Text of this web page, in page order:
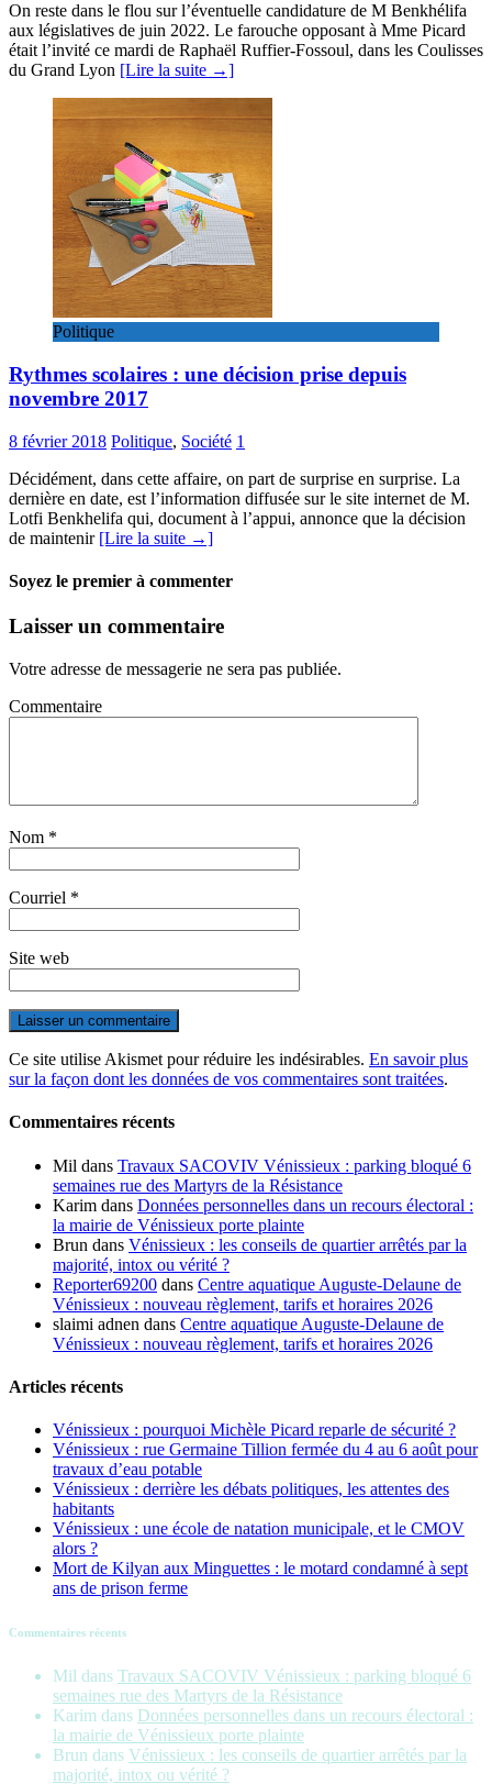
On reste dans le flou sur l’éventuelle candidature de M Benkhélifa
aux législatives de juin 2022. Le farouche opposant à Mme Picard
était l’invité ce mardi de Raphaël Ruffier-Fossoul, dans les Coulisses
du Grand Lyon [Lire la suite →]
Politique
Rythmes scolaires : une décision prise depuis
novembre 2017
8 février 2018 Politique, Société 1
Décidément, dans cette affaire, on part de surprise en surprise. La
dernière en date, est l’information diffusée sur le site internet de M.
Lotfi Benkhelifa qui, document à l’appui, annonce que la décision
de maintenir [Lire la suite →]
Soyez le premier à commenter
Laisser un commentaire
Votre adresse de messagerie ne sera pas publiée.
Commentaire
Nom *
Courriel *
Site web
Ce site utilise Akismet pour réduire les indésirables. En savoir plus
sur la façon dont les données de vos commentaires sont traitées.
Commentaires récents
Mil dans Travaux SACOVIV Vénissieux : parking bloqué 6
semaines rue des Martyrs de la Résistance
Karim dans Données personnelles dans un recours électoral :
la mairie de Vénissieux porte plainte
Brun dans Vénissieux : les conseils de quartier arrêtés par la
majorité, intox ou vérité ?
Reporter69200 dans Centre aquatique Auguste-Delaune de
Vénissieux : nouveau règlement, tarifs et horaires 2026
slaimi adnen dans Centre aquatique Auguste-Delaune de
Vénissieux : nouveau règlement, tarifs et horaires 2026
Articles récents
Vénissieux : pourquoi Michèle Picard reparle de sécurité ?
Vénissieux : rue Germaine Tillion fermée du 4 au 6 août pour
travaux d’eau potable
Vénissieux : derrière les débats politiques, les attentes des
habitants
Vénissieux : une école de natation municipale, et le CMOV
alors ?
Mort de Kilyan aux Minguettes : le motard condamné à sept
ans de prison ferme
Commentaires récents
Mil dans Travaux SACOVIV Vénissieux : parking bloqué 6
semaines rue des Martyrs de la Résistance
Karim dans Données personnelles dans un recours électoral :
la mairie de Vénissieux porte plainte
Brun dans Vénissieux : les conseils de quartier arrêtés par la
majorité, intox ou vérité ?